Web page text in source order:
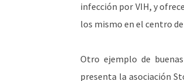
infección por VIH, y
los mismo en el centro
Otro ejemplo de
presenta la asociación